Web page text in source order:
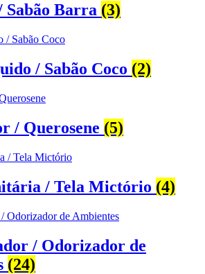
Sabão Barra (3)
/ Sabão Coco (2)
/ Querosene (5)
/ Tela Mictório (4)
/ Odorizador de
(24)